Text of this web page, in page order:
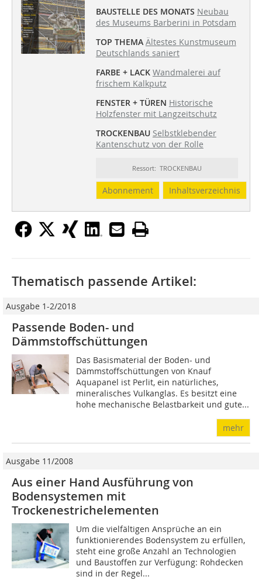
BAUSTELLE DES MONATS Neubau
des Museums Barberini in Potsdam
TOP THEMA Ältestes Kunstmuseum
Deutschlands saniert
FARBE + LACK Wandmalerei auf
frischem Kalkputz
FENSTER + TÜREN Historische
Holzfenster mit Langzeitschutz
TROCKENBAU Selbstklebender
Kantenschutz von der Rolle
Ressort: TROCKENBAU
Abonnement Inhaltsverzeichnis
Thematisch passende Artikel:
Ausgabe 1-2/2018
Passende Boden- und
Dämmstoffschüttungen
Das Basismaterial der Boden- und
Dämmstoffschüttungen von Knauf
Aquapanel ist Perlit, ein natür­liches,
mineralisches Vulkanglas. Es besitzt eine
hohe mechanische Belastbarkeit und gute...
mehr
Ausgabe 11/2008
Aus einer Hand Ausführung von
Bodensystemen mit
Trockenestrichelementen
Um die vielfältigen Ansprüche an ein
funktionierendes Bodensystem zu erfüllen,
steht eine große Anzahl an Technologien
und Baustoffen zur Ver­fügung: Rohdecken
sind in der Regel...